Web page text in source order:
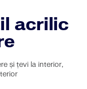
acrilic
și țevi la interior,